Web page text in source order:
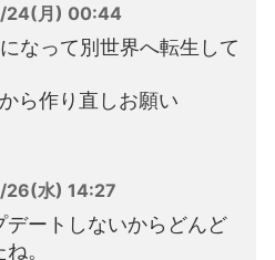
月) 00:44
なって別世界へ転生して
ら作り直しお願い
水) 14:27
ートしないからどんど
。